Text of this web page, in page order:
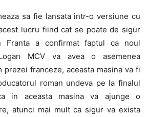
sa fie lansata intr-o versiune cu
lucru fiind cat se poate de sigur
Franta a confirmat faptul ca noul
MCV va avea o asemenea
prezei franceze, aceasta masina va fi
roman undeva pe la finalul
in aceasta masina va ajunge o
atunci mai mult ca sigur va exista